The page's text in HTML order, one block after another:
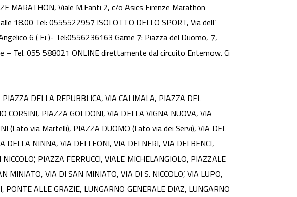
MARATHON, Viale M.Fanti 2, c/o Asics Firenze Marathon
18.00 Tel: 0555522957 ISOLOTTO DELLO SPORT, Via dell’
6 ( Fi )- Tel:0556236163 Game 7: Piazza del Duomo, 7,
Tel. 055 588021 ONLINE direttamente dal circuito Enternow. Ci
DELLA REPUBBLICA, VIA CALIMALA, PIAZZA DEL
CORSINI, PIAZZA GOLDONI, VIA DELLA VIGNA NUOVA, VIA
(Lato via Martelli), PIAZZA DUOMO (Lato via dei Servi), VIA DEL
DELLA NINNA, VIA DEI LEONI, VIA DEI NERI, VIA DEI BENCI,
PIAZZA FERRUCCI, VIALE MICHELANGIOLO, PIAZZALE
MINIATO, VIA DI SAN MINIATO, VIA DI S. NICCOLO’, VIA LUPO,
ALLE GRAZIE, LUNGARNO GENERALE DIAZ, LUNGARNO